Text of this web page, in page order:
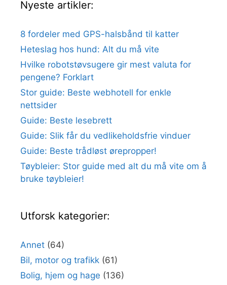
Nyeste artikler:
8 fordeler med GPS-halsbånd til katter
Heteslag hos hund: Alt du må vite
Hvilke robotstøvsugere gir mest valuta for
pengene? Forklart
Stor guide: Beste webhotell for enkle
nettsider
Guide: Beste lesebrett
Guide: Slik får du vedlikeholdsfrie vinduer
Guide: Beste trådløst ørepropper!
Tøybleier: Stor guide med alt du må vite om å
bruke tøybleier!
Utforsk kategorier:
Annet (64)
Bil, motor og trafikk (61)
Bolig, hjem og hage (136)